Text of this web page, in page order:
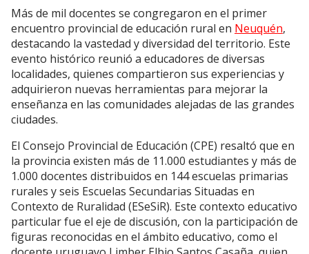
Más de mil docentes se congregaron en el primer
encuentro provincial de educación rural en Neuquén,
destacando la vastedad y diversidad del territorio. Este
evento histórico reunió a educadores de diversas
localidades, quienes compartieron sus experiencias y
adquirieron nuevas herramientas para mejorar la
enseñanza en las comunidades alejadas de las grandes
ciudades.
El Consejo Provincial de Educación (CPE) resaltó que en
la provincia existen más de 11.000 estudiantes y más de
1.000 docentes distribuidos en 144 escuelas primarias
rurales y seis Escuelas Secundarias Situadas en
Contexto de Ruralidad (ESeSiR). Este contexto educativo
particular fue el eje de discusión, con la participación de
figuras reconocidas en el ámbito educativo, como el